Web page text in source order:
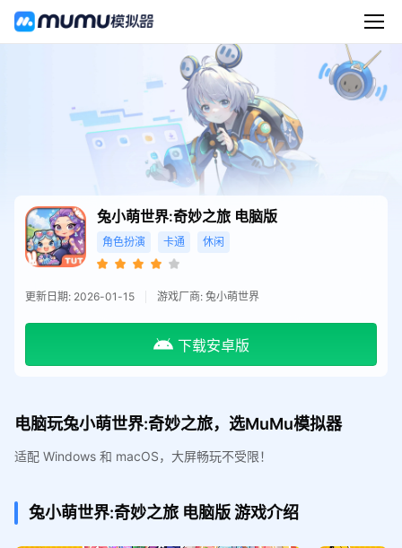
兔小萌世界:奇妙之旅 电脑版
角色扮演 卡通 休闲
更新日期: 2026-01-15 游戏厂商: 兔小萌世界
下载安卓版
电脑玩兔小萌世界:奇妙之旅，选MuMu模拟器
适配 Windows 和 macOS，大屏畅玩不受限！
兔小萌世界:奇妙之旅 电脑版游戏介绍